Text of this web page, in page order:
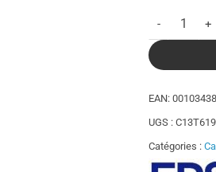
quantité de
EAN:
UGS :
Catégories :